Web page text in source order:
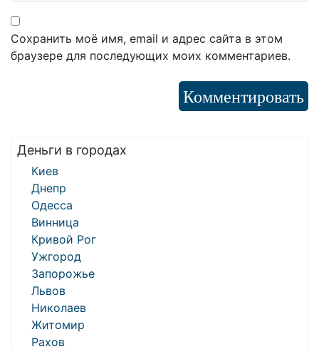
Сохранить моё имя, email и адрес сайта в этом
браузере для последующих моих комментариев.
Деньги в городах
Киев
Днепр
Одесса
Винница
Кривой Рог
Ужгород
Запорожье
Львов
Николаев
Житомир
Рахов